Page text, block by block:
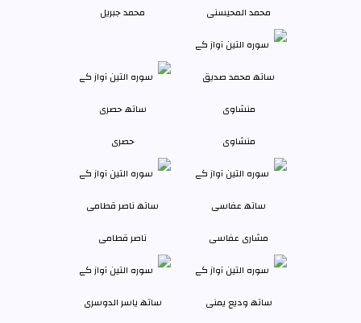
محمد المحیسنی محمد جبريل
منشاوی حصری
مشاری عفاسی ناصر قطامی